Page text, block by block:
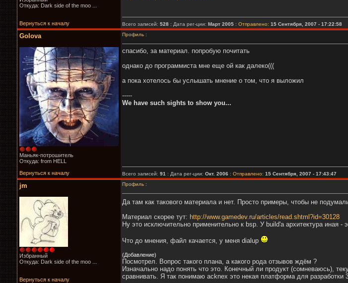
Откуда: Dark side of the moo ...
Вернуться к началу Всего записей: 528 : Дата рег-ции: Март 2005 : Отправлено: 15 Сентября, 2007 - 17:22:58
Golova
Маньяк-потрошитель
Откуда: from HELL
Вернуться к началу
Профиль :
спасибо, за материал. попробую почитать
однако до программиста мне еще ой как далеко(((
а пока хотелось бы услышать мнение о том, что я выложил
-----
We have such sights to show you...
Всего записей: 91 : Дата рег-ции: Окт. 2006 : Отправлено: 15 Сентября, 2007 - 17:43:47
jm
Избранный
Откуда: Dark side of the moo ...
Вернуться к началу
Профиль :
Да там как такового материала и нет. Просто примеры, чтобы не
Материал скорее тут: http://www.gamedev.ru/articles/read.shtml?id=30128
Ну это исключительно применительно к bsp. У build'а архитектура иная -
Что до мнения, файл качается, у меня dialup
(Добавление)
Посмотрел. Вопрос такого плана, а какого рода отзывов ждём ?
Изначально надо понять что это. Конечный ли продукт (сомневаюсь),
сравнивать. Я так понимаю acknex это некая платформа для разработки